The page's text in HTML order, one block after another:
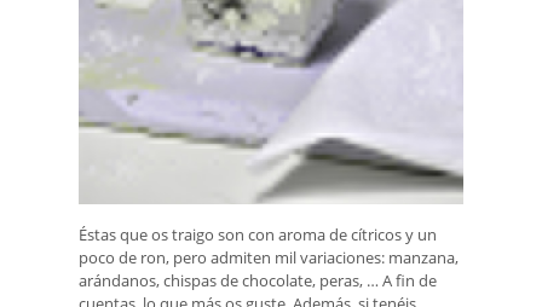
Éstas que os traigo son con aroma de cítricos y un
poco de ron, pero admiten mil variaciones: manzana,
arándanos, chispas de chocolate, peras, … A fin de